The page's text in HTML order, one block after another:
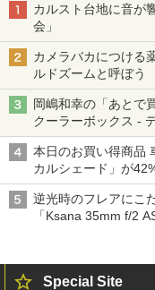
カルスト台地に音が
会」
カメラバカにつける
ルドズームと呼ぼう
岡嶋和幸の「あとで
クーラーボックス -
本日のお買い得商品
カルシェード」が
逆光時のフレアにこ
「Ksana 35mm f/2
Special Site